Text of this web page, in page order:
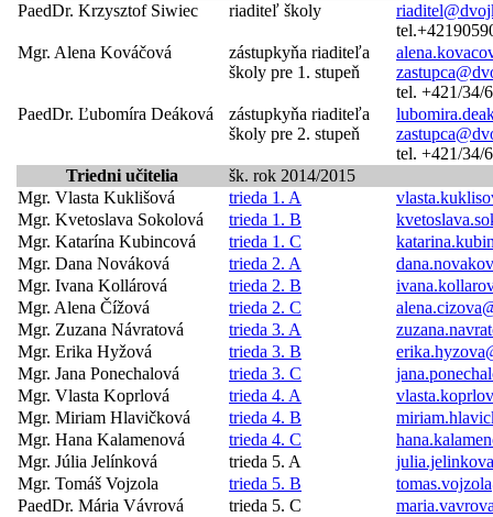
PaedDr. Krzysztof Siwiec
riaditeľ školy
Mgr. Alena Kováčová
zástupkyňa riaditeľa
školy pre 1. stupeň
tel. +421/34/
PaedDr. Ľubomíra Deáková
zástupkyňa riaditeľa
školy pre 2. stupeň
tel. +421/34/
Triedni učitelia
šk. rok 2014/2015
Mgr. Vlasta Kuklišová
trieda 1. A
Mgr. Kvetoslava Sokolová
trieda 1. B
Mgr. Katarína Kubincová
trieda 1. C
Mgr. Dana Nováková
trieda 2. A
Mgr. Ivana Kollárová
trieda 2. B
Mgr. Alena Čížová
trieda 2. C
Mgr. Zuzana Návratová
trieda 3. A
Mgr. Erika Hyžová
trieda 3. B
Mgr. Jana Ponechalová
trieda 3. C
Mgr. Vlasta Koprlová
trieda 4. A
Mgr. Miriam Hlavičková
trieda 4. B
Mgr. Hana Kalamenová
trieda 4. C
Mgr. Júlia Jelínková
trieda 5. A
Mgr. Tomáš Vojzola
trieda 5. B
PaedDr. Mária Vávrová
trieda 5. C